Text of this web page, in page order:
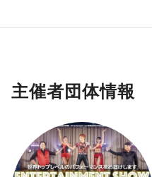
主催者団体情報